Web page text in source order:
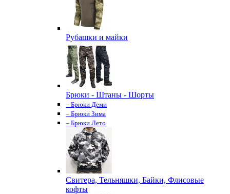
Рубашки и майки
Брюки - Штаны - Шорты
– Брюки Деми
– Брюки Зима
– Брюки Лето
Свитера, Тельняшки, Байки, Флисовые
кофты